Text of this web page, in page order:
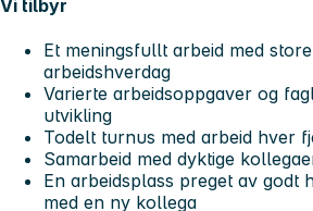
Vi tilbyr
Et meningsfullt arbeid med
arbeidshverdag
Varierte arbeidsoppgaver og
utvikling
Todelt turnus med arbeid hver
Samarbeid med dyktige
En arbeidsplass preget av godt
med en ny kollega